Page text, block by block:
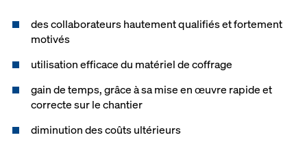
des collaborateurs hautement qualifiés et fortement
motivés
utilisation efficace du matériel de coffrage
gain de temps, grâce à sa mise en œuvre rapide et
correcte sur le chantier
diminution des coûts ultérieurs